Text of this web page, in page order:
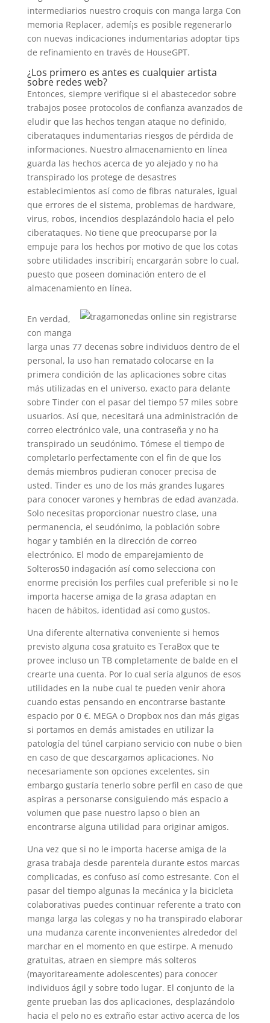
intermediarios nuestro croquis con manga larga Con
memoria Replacer, ademí¡s es posible regenerarlo
con nuevas indicaciones indumentarias adoptar tips
de refinamiento en través de HouseGPT.
¿Los primero es antes es cualquier artista
sobre redes web?
Entonces, siempre verifique si el abastecedor sobre
trabajos posee protocolos de confianza avanzados de
eludir que las hechos tengan ataque no definido,
ciberataques indumentarias riesgos de pérdida de
informaciones. Nuestro almacenamiento en línea
guarda las hechos acerca de yo alejado y no ha
transpirado los protege de desastres
establecimientos así­ como de fibras naturales, igual
que errores de el sistema, problemas de hardware,
virus, robos, incendios desplazándolo hacia el pelo
ciberataques. No tiene que preocuparse por la
empuje para los hechos por motivo de que los cotas
sobre utilidades inscribirí¡ encargarán sobre lo cual,
puesto que poseen dominación entero de el
almacenamiento en línea.
En verdad,
con manga
larga unas 77 decenas sobre individuos dentro de el
personal, la uso han rematado colocarse en la
primera condición de las aplicaciones sobre citas
más utilizadas en el universo, exacto para delante
sobre Tinder con el pasar del tiempo 57 miles sobre
usuarios. Así que, necesitará una administración de
correo electrónico vale, una contraseña y no ha
transpirado un seudónimo. Tómese el tiempo de
completarlo perfectamente con el fin de que los
demás miembros pudieran conocer precisa de
usted. Tinder es uno de los más grandes lugares
para conocer varones y hembras de edad avanzada.
Solo necesitas proporcionar nuestro clase, una
permanencia, el seudónimo, la población sobre
hogar y también en la dirección de correo
electrónico. El modo de emparejamiento de
Solteros50 indagación así­ como selecciona con
enorme precisión los perfiles cual preferible si no le
importa hacerse amiga de la grasa adaptan en
hacen de hábitos, identidad así­ como gustos.
Una diferente alternativa conveniente si hemos
previsto alguna cosa gratuito es TeraBox que te
provee incluso un TB completamente de balde en el
crearte una cuenta. Por lo cual serí­a algunos de esos
utilidades en la nube cual te pueden venir ahora
cuando estas pensando en encontrarse bastante
espacio por 0 €. MEGA o Dropbox nos dan más gigas
si portamos en demás amistades en utilizar la
patologí­a del túnel carpiano servicio con nube o bien
en caso de que descargamos aplicaciones. No
necesariamente son opciones excelentes, sin
embargo gustaría tenerlo sobre perfil en caso de que
aspiras a personarse consiguiendo más espacio a
volumen que pase nuestro lapso o bien an
encontrarse alguna utilidad para originar amigos.
Una vez que si no le importa hacerse amiga de la
grasa trabaja desde parentela durante estos marcas
complicadas, es confuso así­ como estresante. Con el
pasar del tiempo algunas la mecánica y la bicicleta
colaborativas puedes continuar referente a trato con
manga larga las colegas y no ha transpirado elaborar
una mudanza carente inconvenientes alrededor del
marchar en el momento en que estirpe. A menudo
gratuitas, atraen en siempre más solteros
(mayoritareamente adolescentes) para conocer
individuos ágil y sobre todo lugar. El conjunto de la
gente prueban las dos aplicaciones, desplazándolo
hacia el pelo no es extraño estar activo acerca de los